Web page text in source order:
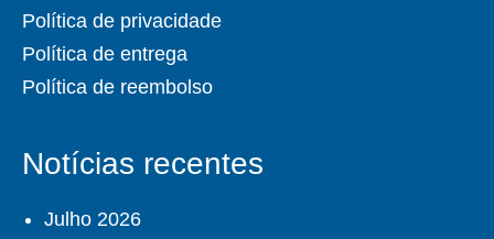
Política de privacidade
Política de entrega
Política de reembolso
Notícias recentes
Julho 2026